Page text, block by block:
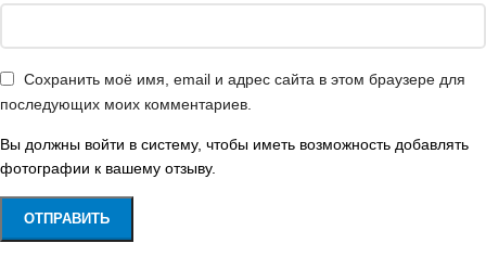
Сохранить моё имя, email и адрес сайта в этом браузере для
последующих моих комментариев.
Вы должны войти в систему, чтобы иметь возможность добавлять
фотографии к вашему отзыву.